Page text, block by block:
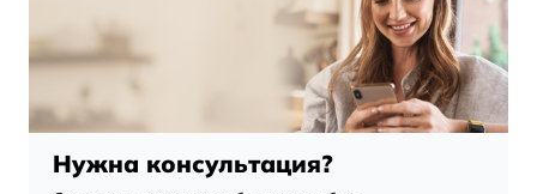
Нужна консультация?